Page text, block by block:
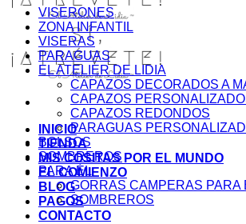
INICIO
TIENDA
MIS COSITAS POR EL MUNDO
EL COMIENZO
BLOG
PAGOS
CONTACTO
VISERONES
ZONA INFANTIL
VISERAS
PARAGUAS
EL ATELIER DE LIDIA
CAPAZOS DECORADOS A
CAPAZOS
CAPAZOS REDONDOS
PARAGUAS
BOLSOS
SOMBREROS
PARA ÉL
GORRAS CAMPERAS PARA
SOMBREROS